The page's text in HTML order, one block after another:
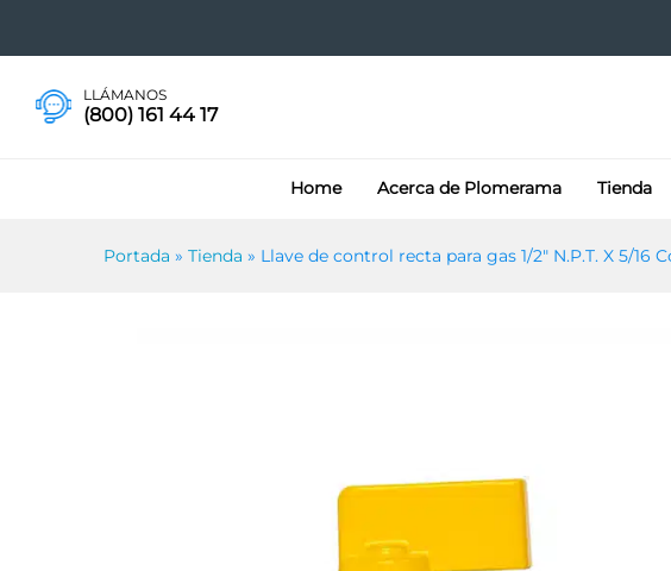
LLÁMANOS
(800) 161 44 17
Home Acerca de Plomerama Tienda
Portada » Tienda » Llave de control recta para gas 1/2″ N.P.T. X 5/16